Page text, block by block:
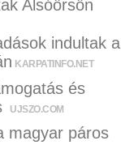
Alsóörsön
indultak a
KARPATINFO.NET
és
UJSZO.COM
magyar páros